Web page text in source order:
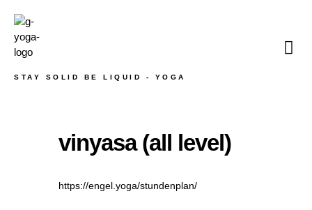
STAY SOLID BE LIQUID - YOGA
vinyasa (all level)
https://engel.yoga/stundenplan/